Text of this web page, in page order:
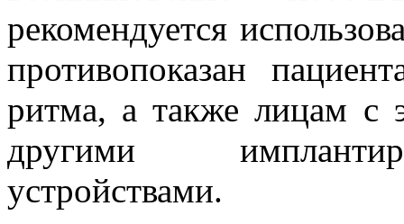
рекомендуется
противопоказан
ритма, а также лицам с
другими
устройствами.